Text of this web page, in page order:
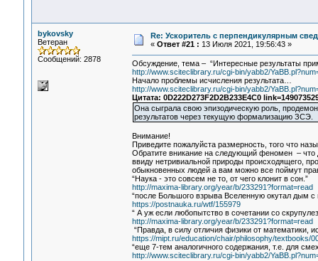
bykovsky
Ветеран
Сообщений: 2878
Re: Ускоритель с перпендикулярным
« Ответ #21 : 13 Июля 2021, 19:56:43 »
Обсуждение, тема – “Интересные результаты
http://www.sciteclibrary.ru/cgi-bin/yabb2/
Начало проблемы исчисления результата…
http://www.sciteclibrary.ru/cgi-bin/yabb2/
Цитата: 0D222D273F2D2B233E4C0
Она сыграла свою эпизодическую роль,
результатов через текущую формализацию ЗСЭ.
Внимание!
Приведите пожалуйста размерность, того что
Обратите вникание на следующий феномен – что
ввиду нетривиальной природы происходящего,
обыкновенных людей а вам можно все поймут
“Наука - это совсем не то, от чего клонит в сон.”
http://maxima-library.org/year/b/233291?format=read
“после Большого взрыва Вселенную окутал дым с
https://postnauka.ru/wtf/155979
“ А уж если любопытство в сочетании со
http://maxima-library.org/year/b/233291?format=read
“Правда, в силу отличия физики от математики,
https://mipt.ru/education/chair/philosophy/textbooks/
“еще 7-тем аналогичного содержания, т.е. для
http://www.sciteclibrary.ru/cgi-bin/yabb2/